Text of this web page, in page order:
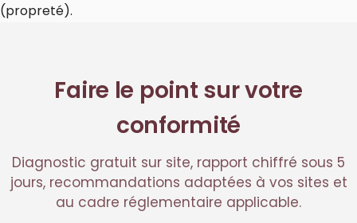
(propreté).
Faire le point sur votre
conformité
Diagnostic gratuit sur site, rapport chiffré sous 5
jours, recommandations adaptées à vos sites et
au cadre réglementaire applicable.